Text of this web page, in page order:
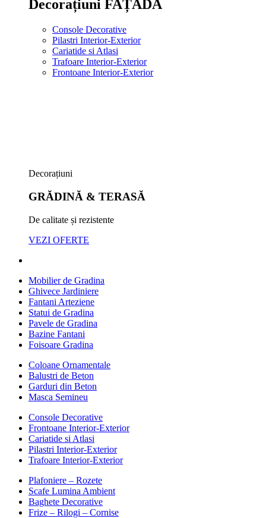
Decorațiuni FAȚADĂ
Console Decorative
Pilastri Interior-Exterior
Cariatide si Atlasi
Trafoare Interior-Exterior
Frontoane Interior-Exterior
Decorațiuni
GRĂDINĂ & TERASĂ
De calitate și rezistente
VEZI OFERTE
Mobilier de Gradina
Ghivece Jardiniere
Fantani Arteziene
Statui de Gradina
Pavele de Gradina
Bazine Fantani
Foisoare Gradina
Coloane Ornamentale
Balustri de Beton
Garduri din Beton
Masca Semineu
Console Decorative
Frontoane Interior-Exterior
Cariatide si Atlasi
Pilastri Interior-Exterior
Trafoare Interior-Exterior
Plafoniere – Rozete
Scafe Lumina Ambient
Baghete Decorative
Frize – Rilogi – Cornise